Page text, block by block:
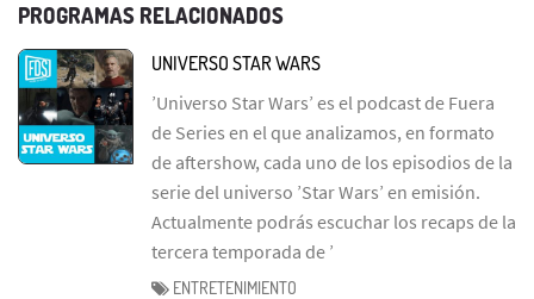
PROGRAMAS RELACIONADOS
UNIVERSO STAR WARS
’Universo Star Wars’ es el podcast de Fuera
de Series en el que analizamos, en formato
de aftershow, cada uno de los episodios de la
serie del universo ’Star Wars’ en emisión.
Actualmente podrás escuchar los recaps de la
tercera temporada de ’
ENTRETENIMIENTO